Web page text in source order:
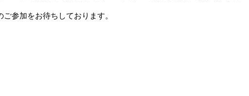
参加をお待ちしております。